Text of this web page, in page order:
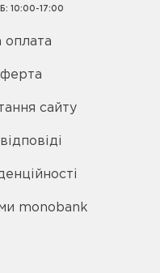
10:00-17:00
оплата
сайту
monobank